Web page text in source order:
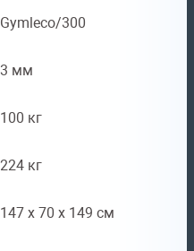
Gymleco/300
3 мм
100 кг
224 кг
147 х 70 х 149 см